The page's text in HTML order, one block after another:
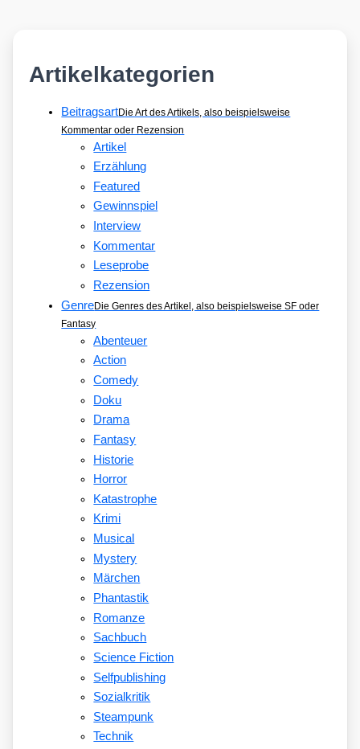
Artikelkategorien
BeitragsartDie Art des Artikels, also beispielsweise
Kommentar oder Rezension
Artikel
Erzählung
Featured
Gewinnspiel
Interview
Kommentar
Leseprobe
Rezension
GenreDie Genres des Artikel, also beispielsweise SF oder
Fantasy
Abenteuer
Action
Comedy
Doku
Drama
Fantasy
Historie
Horror
Katastrophe
Krimi
Musical
Mystery
Märchen
Phantastik
Romanze
Sachbuch
Science Fiction
Selfpublishing
Sozialkritik
Steampunk
Technik